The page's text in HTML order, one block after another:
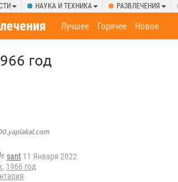
НАУКА И ТЕХНИКА РАЗВЛЕЧЕНИЯ
Лучшее Горячее Новое
год
sant 11 Января 2022
, 1966 год